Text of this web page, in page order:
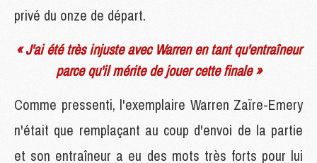
privé du onze de départ.
« J'ai été très injuste avec Warren en tant qu'entraîneur
parce qu'il mérite de jouer cette finale »
Comme pressenti, l'exemplaire Warren Zaïre-Emery
n'était que remplaçant au coup d'envoi de la partie
et son entraîneur a eu des mots très forts pour lui